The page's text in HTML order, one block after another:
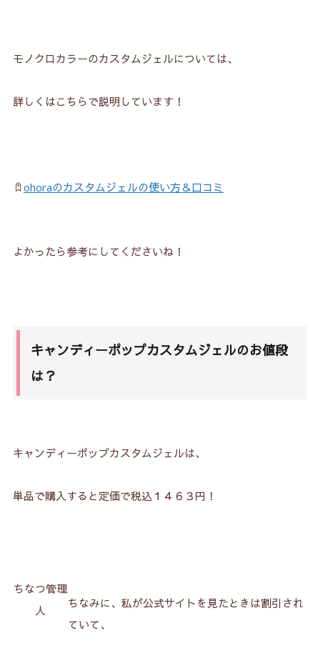
モノクロカラーのカスタムジェルについては、
詳しくはこちらで説明しています！
ohoraのカスタムジェルの使い方＆口コミ
よかったら参考にしてくださいね！
キャンディーポップカスタムジェルのお値段
は？
キャンディーポップカスタムジェルは、
単品で購入すると定価で税込１４６３円！
ちなつ管理
人
ちなみに、私が公式サイトを見たときは割引され
ていて、